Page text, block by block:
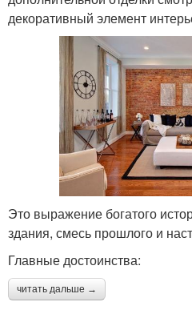
декоративный элемент
Это выражение богатого
здания, смесь прошлого и
Главные достоинства:
читать дальше →